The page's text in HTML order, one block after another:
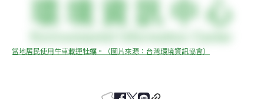
當地居民使用牛車載運牡蠣。（圖片來源：台灣環境資訊協會）